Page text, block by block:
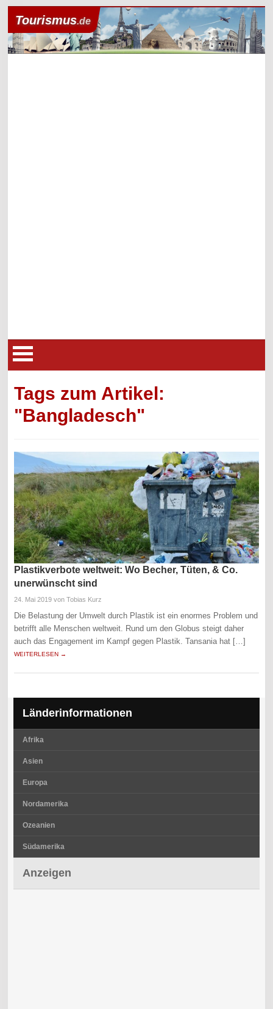
Tourismus.de
Tags zum Artikel:
"Bangladesch"
Plastikverbote weltweit: Wo Becher, Tüten, & Co.
unerwünscht sind
24. Mai 2019 von Tobias Kurz
Die Belastung der Umwelt durch Plastik ist ein enormes Problem und
betrifft alle Menschen weltweit. Rund um den Globus steigt daher
auch das Engagement im Kampf gegen Plastik. Tansania hat […]
WEITERLESEN →
Länderinformationen
Afrika
Asien
Europa
Nordamerika
Ozeanien
Südamerika
Anzeigen